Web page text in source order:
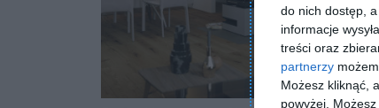
do nich dostęp,
informacje
treści oraz
partnerzy
Możesz kliknąć,
powyżej.